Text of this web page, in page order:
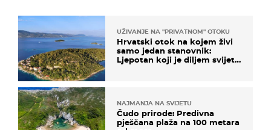
UŽIVANJE NA "PRIVATNOM" OTOKU
Hrvatski otok na kojem živi
samo jedan stanovnik:
Ljepotan koji je diljem svijeta
NAJMANJA NA SVIJETU
Čudo prirode: Predivna
pješčana plaža na 100 metara